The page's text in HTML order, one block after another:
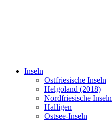
Inseln
Ostfriesische Inseln
Helgoland (2018)
Nordfriesische Inseln
Halligen
Ostsee-Inseln